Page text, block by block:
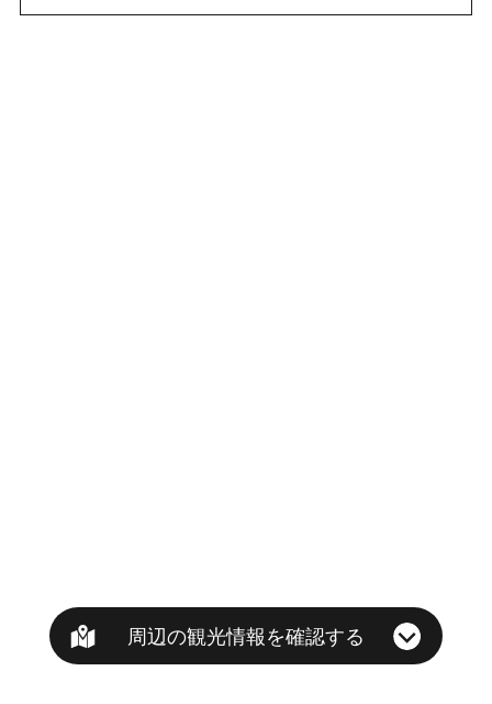
周辺の観光情報を確認する